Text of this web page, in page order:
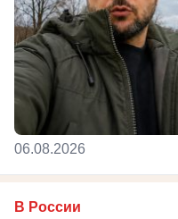
06.08.2026
В России